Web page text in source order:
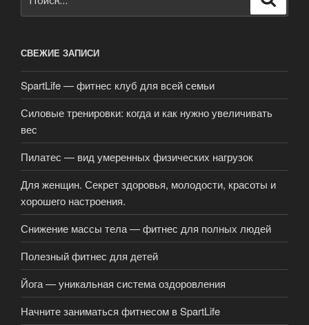
СВЕЖИЕ ЗАПИСИ
SpartLife — фитнес клуб для всей семьи
Силовые тренировки: когда и как нужно увеличивать
вес
Пилатес — вид умеренных физических нагрузок
Для женщин. Секрет здоровья, молодости, красоты и
хорошего настроения.
Снижение массы тела — фитнес для полных людей
Полезный фитнес для детей
Йога — уникальная система оздоровления
Начните заниматься фитнесом в SpartLife